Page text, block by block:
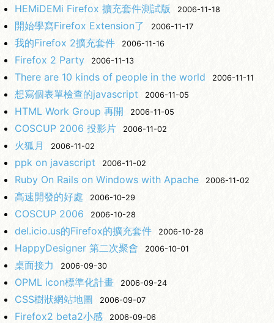
HEMiDEMi Firefox 擴充套件測試版 2006-11-18
開始學寫Firefox Extension了 2006-11-17
我的Firefox 2擴充套件 2006-11-16
Firefox 2 Party 2006-11-13
There are 10 kinds of people in the world 2006-11-11
想寫個表單檢查的javascript 2006-11-05
HTML Work Group 再開 2006-11-05
COSCUP 2006 投影片 2006-11-02
火狐月 2006-11-02
ppk on javascript 2006-11-02
Ruby On Rails on Windows with Apache 2006-11-02
高速開發的好處 2006-10-29
COSCUP 2006 2006-10-28
del.icio.us的Firefox的擴充套件 2006-10-28
HappyDesigner 第二次聚會 2006-10-01
桌面接力 2006-09-30
OPML icon標準化計畫 2006-09-24
CSS樹狀網站地圖 2006-09-07
Firefox2 beta2小感 2006-09-06